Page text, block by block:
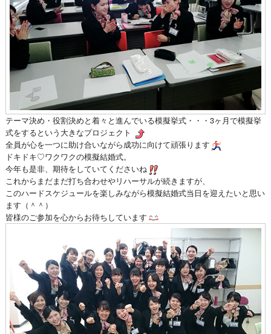
テーマ決め・役割決めと着々と進んでいる模擬挙式・・・3ヶ月で模擬挙
式をするという大きなプロジェクト
全員が心を一つに助け合いながら成功に向けて頑張ります
ドキドキ♡ワクワクの模擬結婚式。
今年も是非、期待をしていてくださいね
これからまだまだ打ち合わせやリハーサルが続きますが、
このハードスケジュールを楽しみながら模擬結婚式当日を迎えたいと思い
ます（＾＾）
皆様のご参加を心からお待ちしています